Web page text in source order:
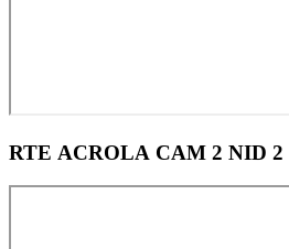
RTE ACROLA CAM 2 NID 2